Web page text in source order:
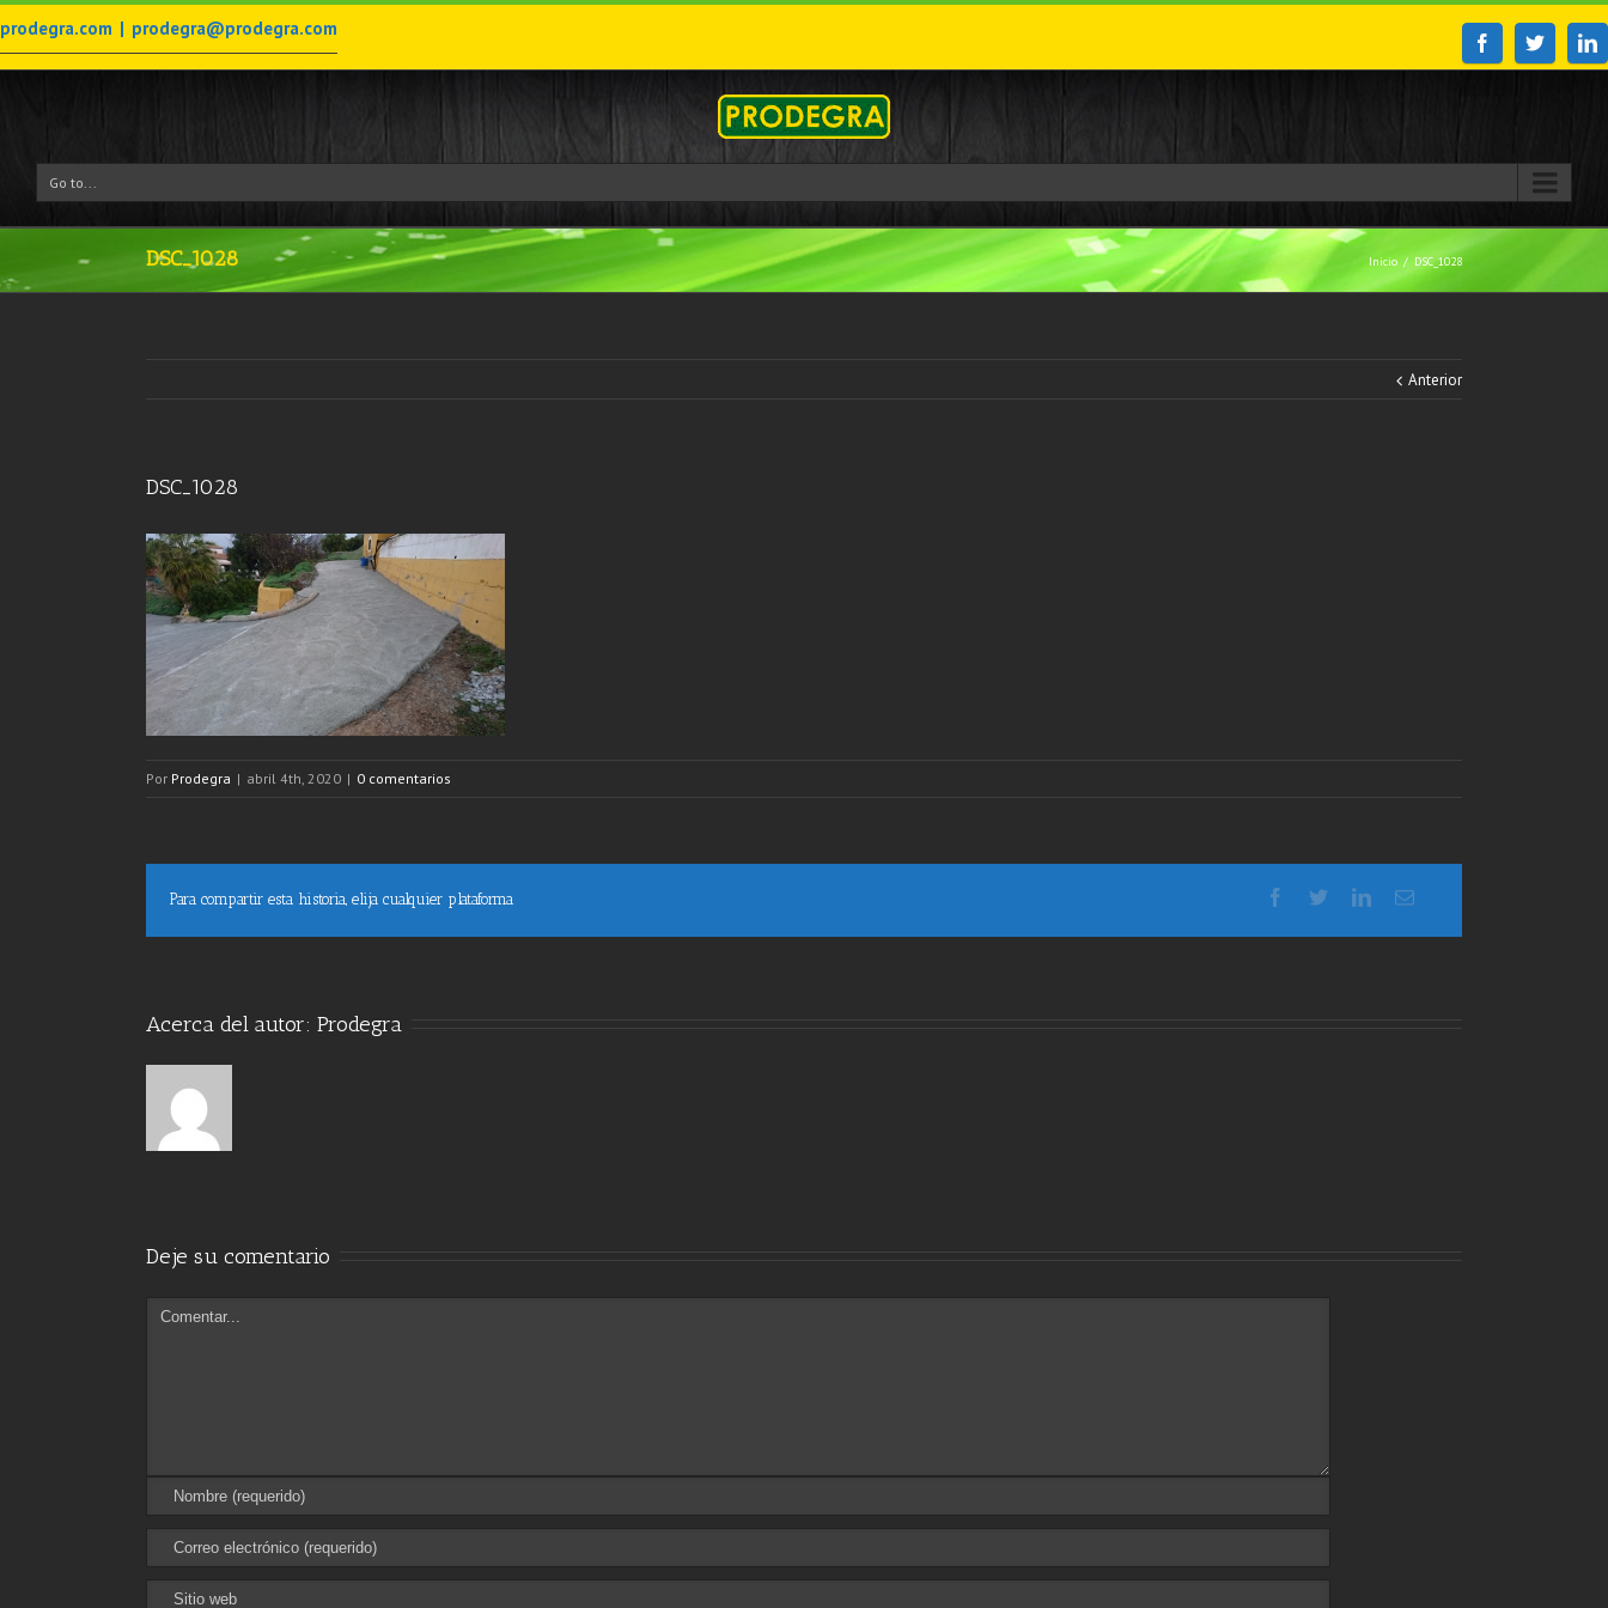
prodegra.com | prodegra@prodegra.com
Go to...
DSC_1028 Inicio DSC_1028
Anterior
DSC_1028
Por Prodegra | abril 4th, 2020 | 0 comentarios
Para compartir esta historia, elija cualquier plataforma
Acerca del autor: Prodegra
Deje su comentario